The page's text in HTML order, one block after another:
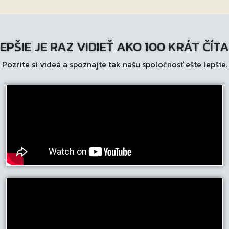
JE RAZ VIDIEŤ AKO 100 KRÁT
Pozrite si videá a spoznajte tak našu spoločnosť ešte lepšie.